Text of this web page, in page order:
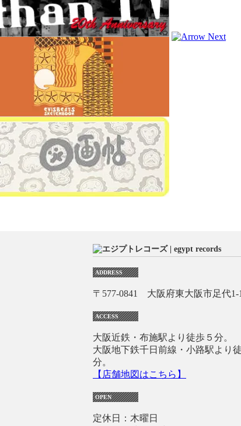
ADDRESS
〒577-0841 大阪府東大阪市足代1-
ACCESS
大阪近鉄・布施駅より徒歩５分。
大阪地下鉄千日前線・小路駅より
分。
【店舗地図はこちら】
OPEN
定休日：木曜日